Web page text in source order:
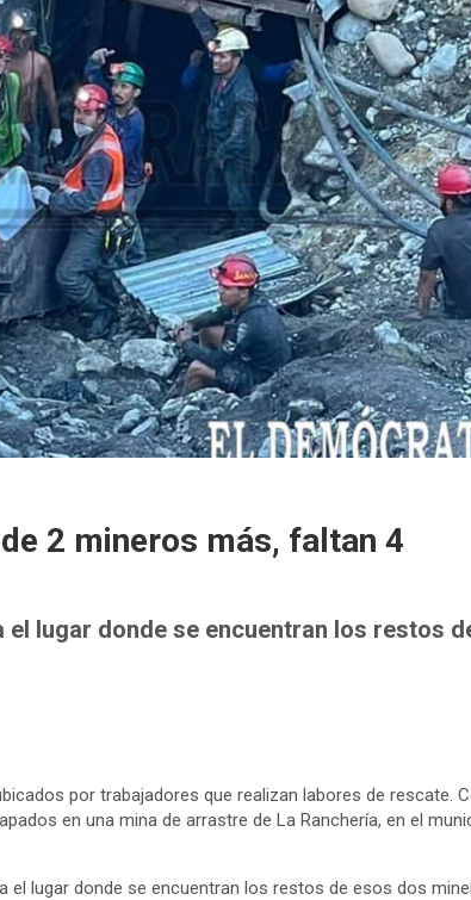
2 mineros más, faltan 4
lugar donde se encuentran los restos
por trabajadores que realizan labores de rescate.
en una mina de arrastre de La Ranchería, en el
el lugar donde se encuentran los restos de esos dos